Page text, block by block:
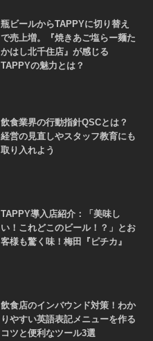
瓶ビールからTAPPYに切り替え
で売上増。『焼きあご塩らー麺た
かはし北千住店』が感じる
TAPPYの魅力とは？
飲食業界の行動指針QSCとは？
経営の見直しやスタッフ教育にも
取り入れよう
TAPPY導入店紹介：「美味し
い！これどこのビール！？」とお
客様も驚く味！梅田『ピチカ』
飲食店のインバウンド対策！わか
りやすい英語表記メニューを作る
コツと便利なツール3選